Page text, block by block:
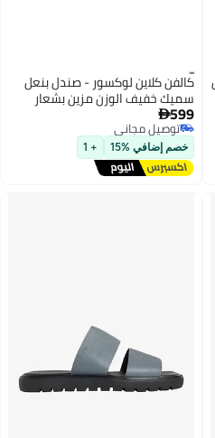
كالفن كلاين لوكسور - صندل بنعل
سميك خفيف الوزن مزين بشعار
599
توصيل مجاني
توصيل مجاني
خصم إضافي %15 + 1